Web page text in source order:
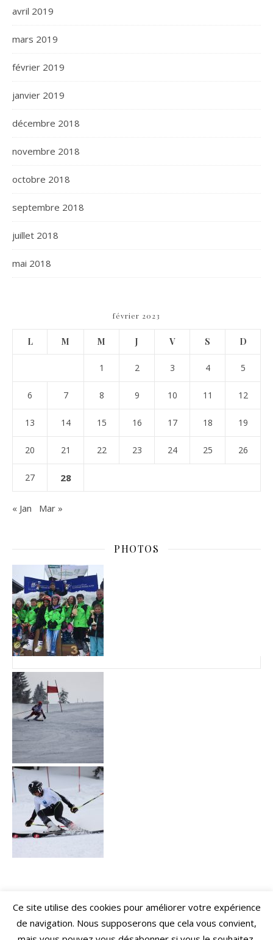
avril 2019
mars 2019
février 2019
janvier 2019
décembre 2018
novembre 2018
octobre 2018
septembre 2018
juillet 2018
mai 2018
février 2023
L M M J V S D
1 2 3 4 5
6 7 8 9 10 11 12
13 14 15 16 17 18 19
20 21 22 23 24 25 26
27 28
« Jan Mar »
PHOTOS
Ce site utilise des cookies pour améliorer votre expérience
de navigation. Nous supposerons que cela vous convient,